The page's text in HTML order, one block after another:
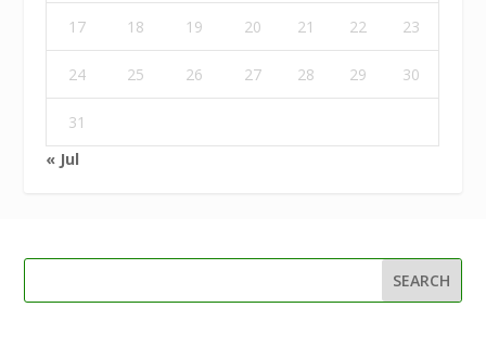
17 18 19 20 21 22 23
24 25 26 27 28 29 30
31
« Jul